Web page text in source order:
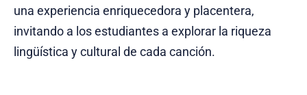
una experiencia enriquecedora y placentera,
invitando a los estudiantes a explorar la riqueza
lingüística y cultural de cada canción.